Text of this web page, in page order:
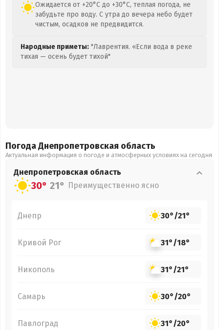
Ожидается от +20°C до +30°C, теплая погода, не
забудьте про воду. С утра до вечера небо будет
чистым, осадков не предвидится.
Народные приметы: "Лаврентия. «Если вода в реке
тихая — осень будет тихой"
Погода Днепропетровская область
Актуальная информация о погоде и атмосферных условиях на сегодня
Днепропетровская область
30° 21° Преимущественно ясно
Днепр 30°/21°
Кривой Рог 31°/18°
Никополь 31°/21°
Самарь 30°/20°
Павлоград 31°/20°